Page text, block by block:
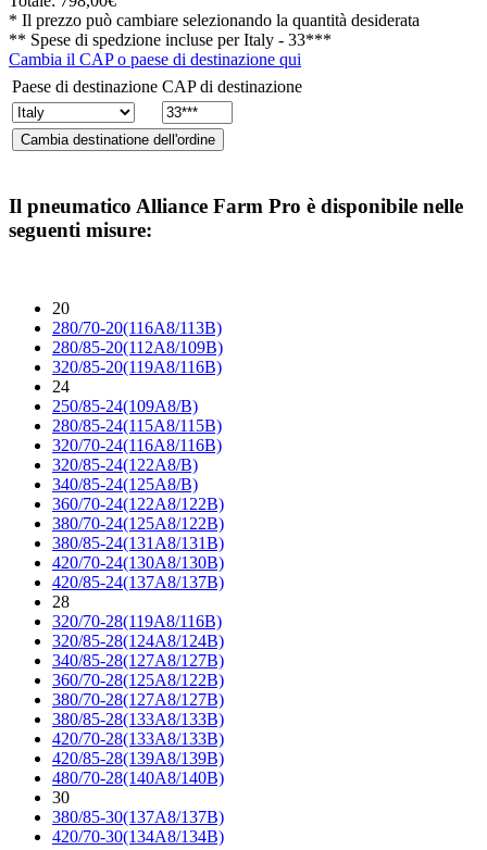
* Il prezzo può cambiare selezionando la quantità desiderata
** Spese di spedzione incluse perItaly - 33***
Cambia il CAP o paese di destinazione qui
Paese di destinazione CAP di destinazione
Il pneumatico Alliance Farm Pro è disponibile nelle
seguenti misure:
20
280/70-20(116A8/113B)
280/85-20(112A8/109B)
320/85-20(119A8/116B)
24
250/85-24(109A8/B)
280/85-24(115A8/115B)
320/70-24(116A8/116B)
320/85-24(122A8/B)
340/85-24(125A8/B)
360/70-24(122A8/122B)
380/70-24(125A8/122B)
380/85-24(131A8/131B)
420/70-24(130A8/130B)
420/85-24(137A8/137B)
28
320/70-28(119A8/116B)
320/85-28(124A8/124B)
340/85-28(127A8/127B)
360/70-28(125A8/122B)
380/70-28(127A8/127B)
380/85-28(133A8/133B)
420/70-28(133A8/133B)
420/85-28(139A8/139B)
480/70-28(140A8/140B)
30
380/85-30(137A8/137B)
420/70-30(134A8/134B)